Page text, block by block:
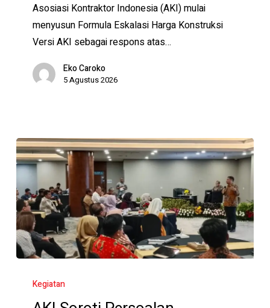
Harga
Konstruksi
Versi
Industri
Asosiasi Kontraktor Indonesia (AKI) mulai
menyusun Formula Eskalasi Harga Konstruksi
Versi AKI sebagai respons atas…
Eko Caroko
5 Agustus 2026
Soroti
Persoalan
Kegiatan